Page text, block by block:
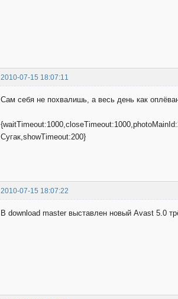
2010-07-15 18:07:11
Сам себя не похвалишь, а весь день как
Сугак,showTimeout:200}
2010-07-15 18:07:22
В download master выставлен новый Avast 5.0